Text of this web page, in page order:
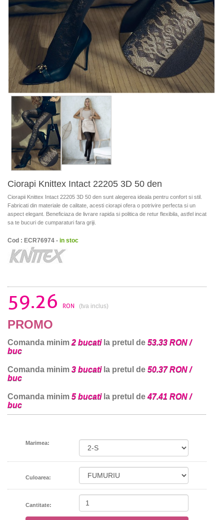
Ciorapi Knittex Intact 22205 3D 50 den
Ciorapii Knittex Intact 22205 3D 50 den sunt alegerea ideala pentru confort si stil.
Fabricati din materiale de calitate, acesti ciorapi ofera o potrivire perfecta si un
aspect elegant. Beneficiaza de livrare rapida si politica de retur flexibila, astfel incat
sa te bucuri de cumparaturi fara griji.
Cod : ECR76974 - in stoc
59.26 RON (tva inclus)
PROMO
Comanda minim 2 bucatila pretul de 53.33 RON /
buc
Comanda minim 3 bucatila pretul de 50.37 RON /
buc
Comanda minim 5 bucatila pretul de47.41 RON /
buc
Marimea:
Culoarea:
Cantitate: